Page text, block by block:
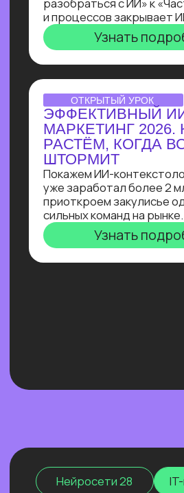
ПРАКТИКУМ
ПО ЧАТ-БОТАМ:КАК
НАЧАТЬ ЗАРАБАТЫВАТЬ
НА БОТАХ В ЭПОХУ
БЛОКИРОВОК
И НЕЙРОСЕТЕЙ
Зерокодера Евгения Заяц подробно
разберет процесс выполнения заказа:
от получения ТЗ
до сборки. И поделится, как новичку
создавать востребованные решения
для бизнеса, за которые готовы
платить от 100 000 рублей!
Узнать подробнее
с помощью нейросетей и no-соde